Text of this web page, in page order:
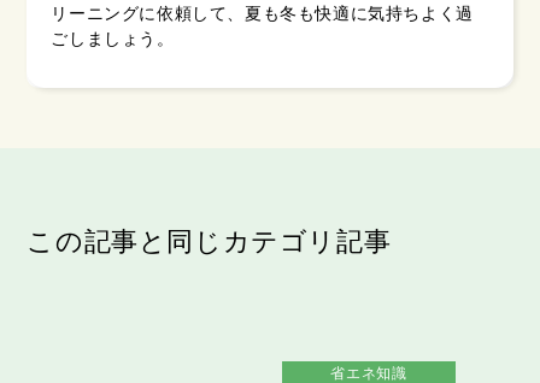
リーニングに依頼して、夏も冬も快適に気持ちよく過
ごしましょう。
この記事と同じカテゴリ記事
省エネ知識